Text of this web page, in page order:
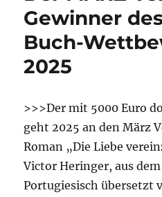
Gewinner
Buch-
2025
>>>Der mit 5000 Euro
geht 2025 an den März
Roman „Die Liebe
Victor Heringer, aus
Portugiesisch übersetzt